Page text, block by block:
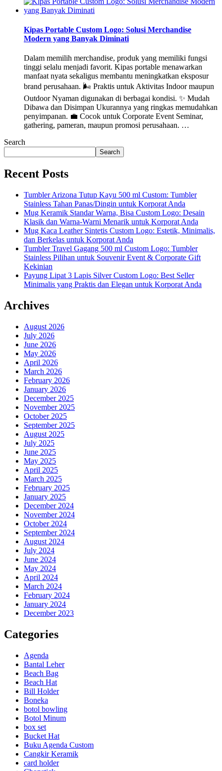
Kipas Portable Custom Logo: Solusi Merchandise
Modern yang Banyak Diminati
Dalam memilih merchandise, produk yang memiliki fungsi
tinggi selalu menjadi favorit. Kipas portable menawarkan
manfaat nyata sekaligus membantu meningkatkan eksposur
brand perusahaan. 🌬️ Praktis untuk Aktivitas Indoor maupun
Outdoor Nyaman digunakan di berbagai kondisi. ✨ Mudah
Dibawa dan Disimpan Ukurannya yang ringkas memudahkan
penyimpanan. 💼 Cocok untuk Corporate Event Seminar,
gathering, pameran, maupun promosi perusahaan. …
Search
Search
Recent Posts
Tumbler Arizona Tutup Kayu 500 ml Custom: Tumbler
Stainless Tahan Panas/Dingin untuk Korporat Anda
Mug Keramik Standar Warna, Bisa Custom Logo: Desain
Klasik dan Warna-Warni Menarik untuk Korporat Anda
Mug Kaca Leather Sintetis Custom Logo: Estetik, Minimalis,
dan Berkelas untuk Korporat Anda
Tumbler Travel Gagang 500 ml Custom Logo: Tumbler
Stainless Pilihan untuk Souvenir Event & Corporate Gift
Kekinian
Payung Lipat 3 Lapis Silver Custom Logo: Best Seller
Minimalis yang Praktis dan Elegan untuk Korporat Anda
Archives
August 2026
July 2026
June 2026
May 2026
April 2026
March 2026
February 2026
January 2026
December 2025
November 2025
October 2025
September 2025
August 2025
July 2025
June 2025
May 2025
April 2025
March 2025
February 2025
January 2025
December 2024
November 2024
October 2024
September 2024
August 2024
July 2024
June 2024
May 2024
April 2024
March 2024
February 2024
January 2024
December 2023
Categories
Agenda
Bantal Leher
Beach Bag
Beach Hat
Bill Holder
Boneka
botol bowling
Botol Minum
box set
Bucket Hat
Buku Agenda Custom
Cangkir Keramik
card holder